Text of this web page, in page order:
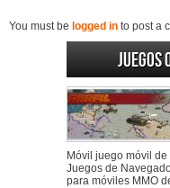
You must be logged in to post a
Juegos
Móvil juego móvil
Juegos de
para móviles MMO